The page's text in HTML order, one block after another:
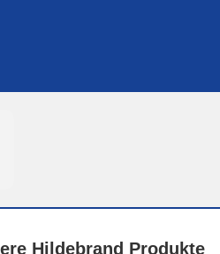
Hildebrand Produkte